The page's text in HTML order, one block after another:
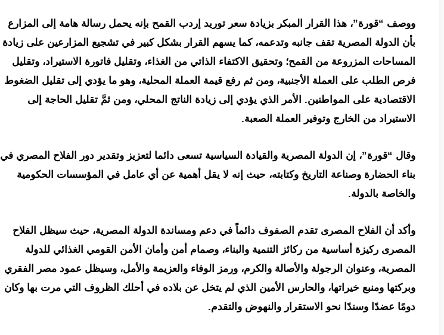
ووصف “قورة”، هذا القرار المبكر بزيادة سعر توريد إردب القمح بإنه يحمل رسالة هامة إلى المزارع
بأن الدولة المصرية تقف جانبه وتدعمه، كما يسهم القرار بشكل كبير في تشجيع المزارعين على زيادة
المساحات المزروعة من القمح؛ وتحقيق الاكتفاء الذاتي من الغذاء، وتقليل فاتورة الاستيراد، وتقليل
فرص الطلب على العملة الأجنبية، ومن ثم رفع قيمة العملة المحلية، وهو ما يؤدي إلى تقليل الضغوط
الاقتصادية على المواطنين. الأمر الذي يؤدي إلى زيادة الناتج المحلي، ومن ثمَّ تقليل الحاجة إلى
الاستيراد من الخارج وتوفير العملة الصعبة.
وقال “قورة”، إن الدولة المصرية والقيادة السياسية تسعى دائما لتعزيز وتقدير دور الفلاح المصري في
بناء الحضارة وصناعة التاريخ وكتابته، حيث إنه لا يقل أهمية عن أي عامل في المؤسسات الحكومية
والخاصة بالدولة.
وأكد أن الفلاح المصرى تقدم الصفوف دائماً في دعم ومساندة الدولة المصرية، حيث سيظل الفلاح
المصرى ركيزة أساسية من ركائز التنمية والبناء، وصمام أمن وأمان الأمن القومي الغذائي للدولة
المصرية، وعنوان الرجولة والأصالة والكرم، ورمز الوفاء والعزيمة والأمل، وسيظل عمود مصر الفقري
وبركتها ومنبع خيراتها، والحارس الأمين الذي لم يتخل عن بلاده في أحلك الظروف التي مرت بها وكان
دومًا عضدًا وسندًا نحو الاستقرار والنهوض والتقدم.